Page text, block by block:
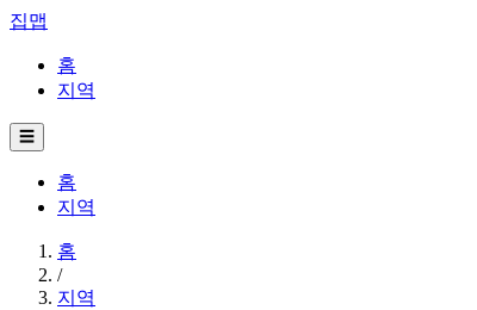
집맵
홈
지역
☰
홈
지역
홈
/
지역